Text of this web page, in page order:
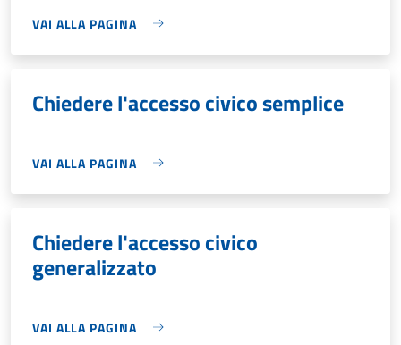
VAI ALLA PAGINA
Chiedere l'accesso civico semplice
VAI ALLA PAGINA
Chiedere l'accesso civico
generalizzato
VAI ALLA PAGINA